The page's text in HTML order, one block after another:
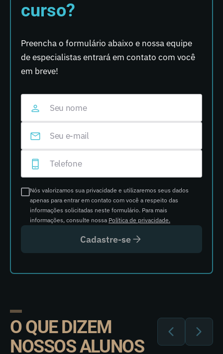
curso?
Preencha o formulário abaixo e nossa equipe
de especialistas entrará em contato com você
em breve!
Nós valorizamos sua privacidade e utilizaremos seus dados
apenas para entrar em contato com você a respeito das
informações solicitadas neste formulário. Para mais
informações, consulte nossa Política de privacidade.
Cadastre-se
O QUE DIZEM
NOSSOS ALUNOS